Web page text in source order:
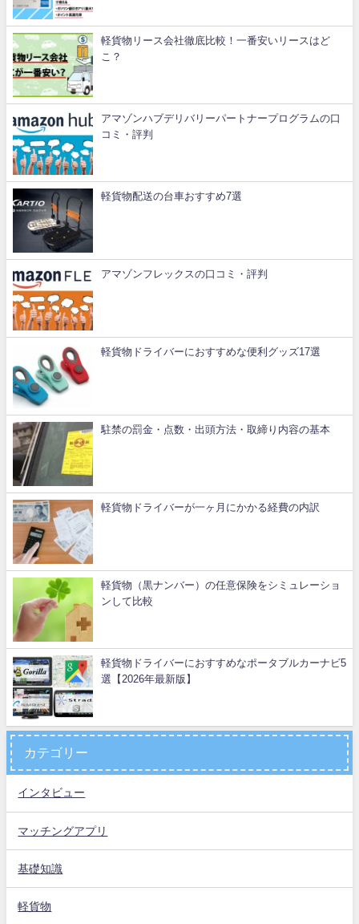
軽貨物リース会社徹底比較！一番安いリースはど
こ？
アマゾンハブデリバリーパートナープログラムの口
コミ・評判
軽貨物配送の台車おすすめ7選
アマゾンフレックスの口コミ・評判
軽貨物ドライバーにおすすめな便利グッズ17選
駐禁の罰金・点数・出頭方法・取締り内容の基本
軽貨物ドライバーが一ヶ月にかかる経費の内訳
軽貨物（黒ナンバー）の任意保険をシミュレーショ
ンして比較
軽貨物ドライバーにおすすめなポータブルカーナビ5
選【2026年最新版】
カテゴリー
インタビュー
マッチングアプリ
基礎知識
軽貨物